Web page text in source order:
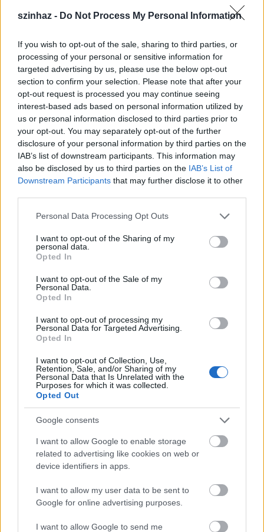
szinhaz - Do Not Process My Personal Information
If you wish to opt-out of the sale, sharing to third parties, or
processing of your personal or sensitive information for
targeted advertising by us, please use the below opt-out
section to confirm your selection. Please note that after your
opt-out request is processed you may continue seeing
interest-based ads based on personal information utilized by
us or personal information disclosed to third parties prior to
your opt-out. You may separately opt-out of the further
disclosure of your personal information by third parties on the
IAB’s list of downstream participants. This information may
also be disclosed by us to third parties on the IAB’s List of
Downstream Participants that may further disclose it to other
Please note that this website/app uses one or more Google
not limited to your visit or usage behaviour. You may click to
grant or deny consent to Google and its third-party tags to
use your data for below specified purposes in below Google
consent section.
Personal Data Processing Opt Outs
I want to opt-out of the Sharing of my
personal data.
Opted In
I want to opt-out of the Sale of my
Personal Data.
Opted In
I want to opt-out of processing my
Personal Data for Targeted Advertising.
Opted In
I want to opt-out of Collection, Use,
Retention, Sale, and/or Sharing of my
Personal Data that Is Unrelated with the
Purposes for which it was collected.
Opted Out
Google consents
I want to allow Google to enable storage
related to advertising like cookies on web or
device identifiers in apps.
I want to allow my user data to be sent to
Google for online advertising purposes.
I want to allow Google to send me
A VILÁGPOLGÁR ÉS KUTYÁJA
szinhazhu 2004. szeptember 02.
EÖRSI ISTVÁN Nem sok nyelvi közegben munkálkodó
magyar mûvészrõl mondható el, ami George
Taboriról, vagyis Tábori Györgyrõl: hogy nem ártott,
ellenkezõleg, roppantul használt neki az emigráció.
Nem csak arra gondolok, hogy külföldön nem
érhette utol az auschwitzi rémhalál, mint apját,
Tábori…